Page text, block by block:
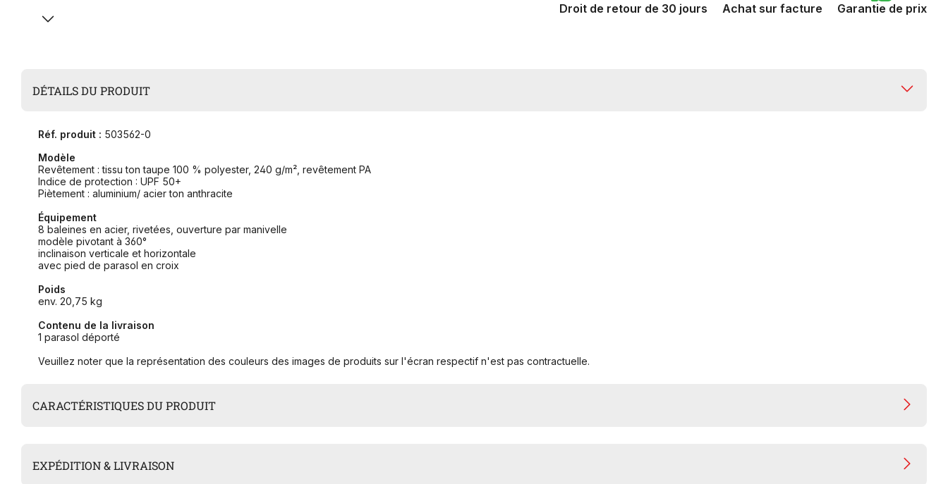
Droit de retour de 30 jours Achat sur facture Garantie de prix
DÉTAILS DU PRODUIT
Réf. produit : 503562-0
Modèle
Revêtement : tissu ton taupe 100 % polyester, 240 g/m², revêtement PA
Indice de protection : UPF 50+
Piètement : aluminium/ acier ton anthracite
Équipement
8 baleines en acier, rivetées, ouverture par manivelle
modèle pivotant à 360°
inclinaison verticale et horizontale
avec pied de parasol en croix
Poids
env. 20,75 kg
Contenu de la livraison
1 parasol déporté
Veuillez noter que la représentation des couleurs des images de produits sur l'écran respectif n'est pas contractuelle.
CARACTÉRISTIQUES DU PRODUIT
EXPÉDITION & LIVRAISON